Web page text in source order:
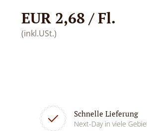
EUR 2,68 / Fl.
(inkl.USt.)
Schnelle Lieferung
Next-Day in viele